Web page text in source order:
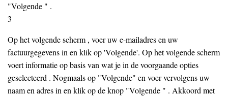
"Volgende " .
3
Op het volgende scherm , voer uw e-mailadres en uw
factuurgegevens in en klik op 'Volgende'. Op het volgende scherm
voert informatie op basis van wat je in de voorgaande opties
geselecteerd . Nogmaals op "Volgende" en voer vervolgens uw
naam en adres in en klik op de knop "Volgende " . Akkoord met